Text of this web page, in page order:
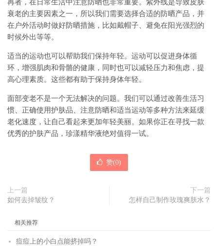
再者，在日常生活中注意防晒也非常重要。紫外线是导致皮肤
衰老的主要因素之一，所以我们需要选择合适的防晒产品，并
在户外活动时做好防晒措施，比如戴帽子、避免在阳光强烈的
时候外出等等。
适当的运动也可以帮助我们保持年轻。运动可以促进身体循
环，增强肌肉和骨骼的健康，同时也可以减轻压力和焦虑，提
高心理素质。这些都有助于保持身体年轻。
面部变老不是一个无法解决的问题。我们可以通过改善生活习
惯、正确使用护肤品、注意防晒和适当运动等多种方法来延缓
老化速度，让自己看起来更加年轻美丽。如果你正在寻找一款
优秀的护肤产品，珍漾精华液绝对值得一试。
赞(0)
上一篇
如何去掉皱纹？
下一篇
怎样自己制作玫瑰爽肤水？
相关推荐
痘痘上的小白点能挤掉吗？